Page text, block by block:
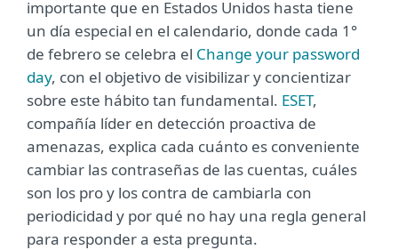
importante que en Estados Unidos hasta tiene
un día especial en el calendario, donde cada 1°
de febrero se celebra el Change your password
day, con el objetivo de visibilizar y concientizar
sobre este hábito tan fundamental. ESET,
compañía líder en detección proactiva de
amenazas, explica cada cuánto es conveniente
cambiar las contraseñas de las cuentas, cuáles
son los pro y los contra de cambiarla con
periodicidad y por qué no hay una regla general
para responder a esta pregunta.